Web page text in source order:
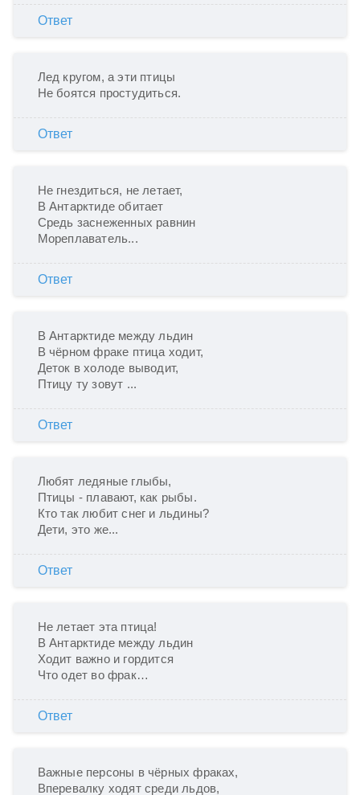
Ответ
Лед кругом, а эти птицы
Не боятся простудиться.
Ответ
Не гнездиться, не летает,
В Антарктиде обитает
Средь заснеженных равнин
Мореплаватель...
Ответ
В Антарктиде между льдин
В чёрном фраке птица ходит,
Деток в холоде выводит,
Птицу ту зовут ...
Ответ
Любят ледяные глыбы,
Птицы - плавают, как рыбы.
Кто так любит снег и льдины?
Дети, это же...
Ответ
Не летает эта птица!
В Антарктиде между льдин
Ходит важно и гордится
Что одет во фрак…
Ответ
Важные персоны в чёрных фраках,
Вперевалку ходят среди льдов,